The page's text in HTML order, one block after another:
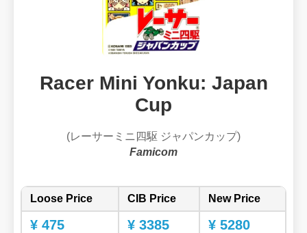
Racer Mini Yonku: Japan
Cup
(レーサーミニ四駆 ジャパンカップ)
Famicom
Loose Price CIB Price New Price
¥ 475 ¥ 3385 ¥ 5280